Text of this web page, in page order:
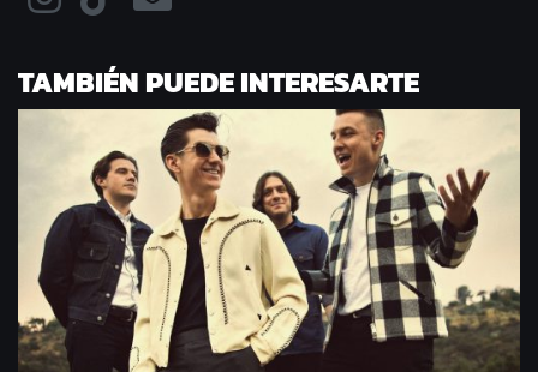
TAMBIÉN PUEDE INTERESARTE